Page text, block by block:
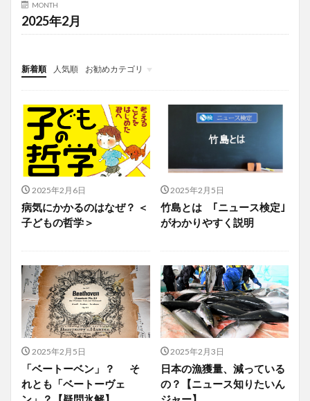
MONTH
2025年2月
新着順 人気順
お勧めカテゴリ
投稿
学び
マンガ
電子書籍
2025年2月6日
病気にかかるのはなぜ？ ＜
子どもの哲学＞
2025年2月5日
竹島とは ｢ニュース検定｣
がわかりやすく説明
2025年2月5日
「ベートーベン」？ そ
れとも「ベートーヴェ
2025年2月3日
日本の漁獲量、減っている
の？【ニュース知りたいん